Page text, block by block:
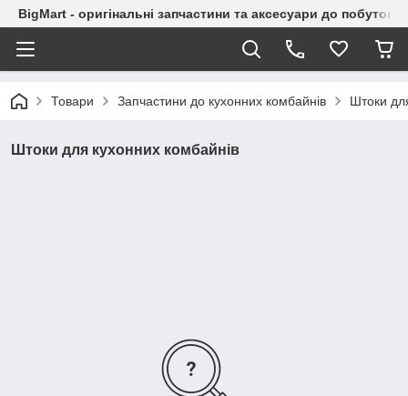
BigMart - оригінальні запчастини та аксесуари до побутової
Товари Запчастини до кухонних комбайнів Штоки
Штоки для кухонних комбайнів